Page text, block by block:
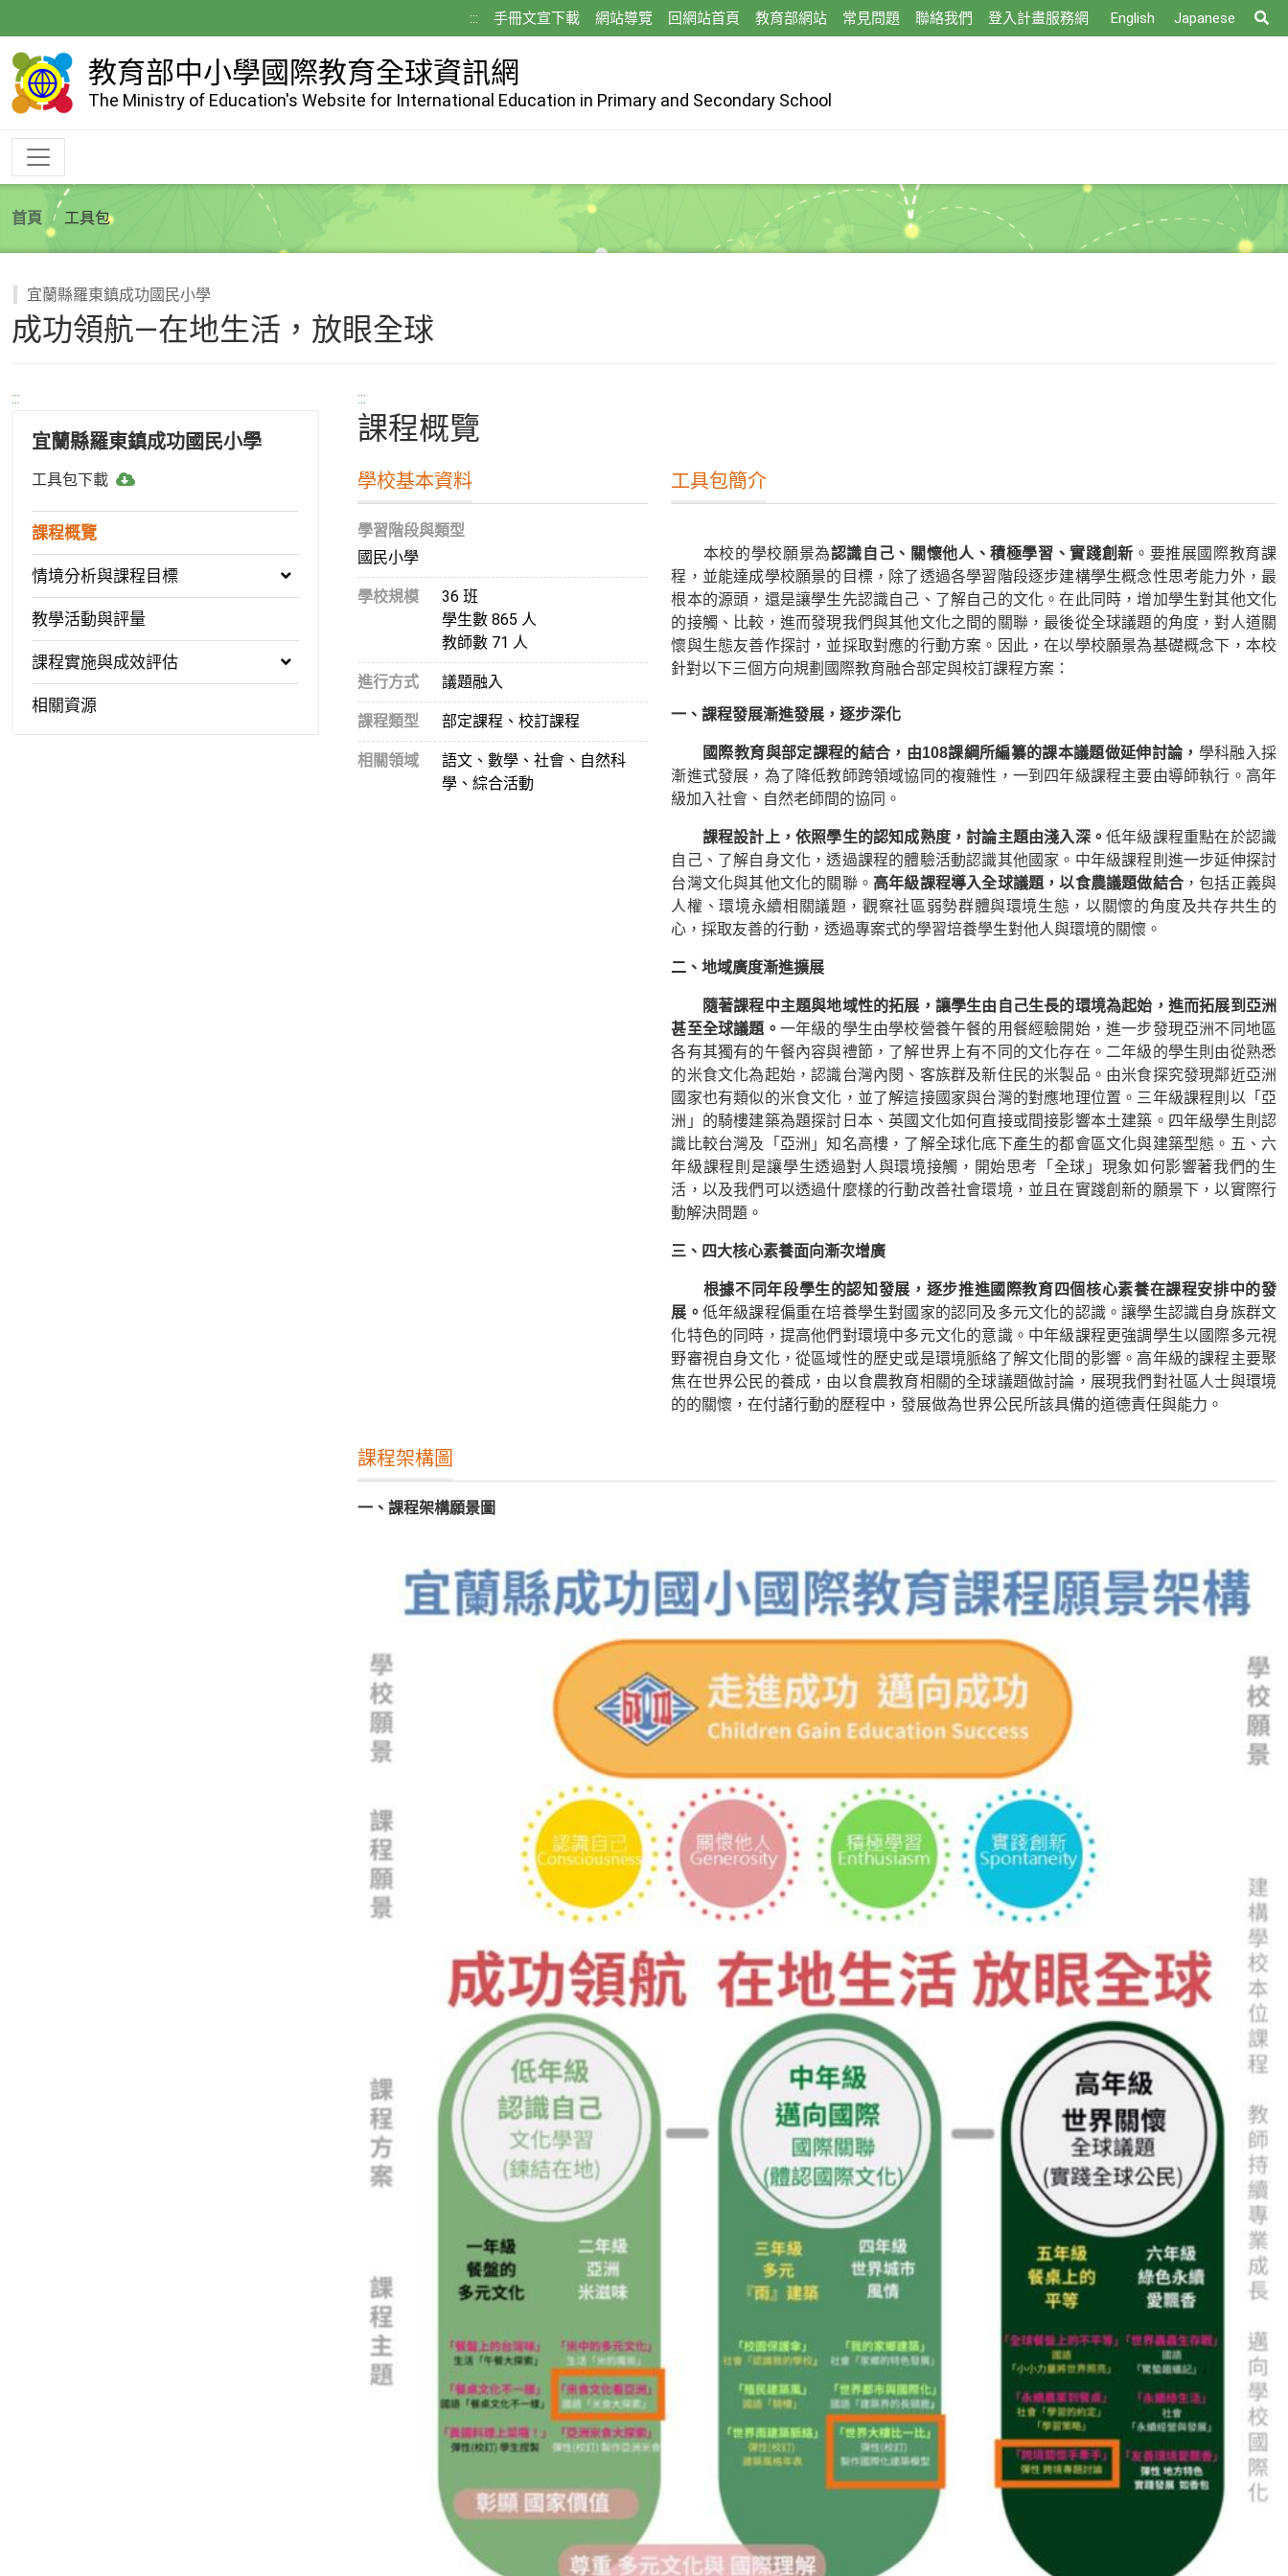
到
主
內
::: 手冊文宣下載 網站導覽 回網站首頁 教育部網站 常見問題 聯絡我們 登入計畫服務網 English Japanese
尋
教育部中小學國際教育全球資訊網
The Ministry of Education's Website for International Education in Primary and Secondary School
首頁 工具包
宜蘭縣羅東鎮成功國民小學
成功領航—在地生活，放眼全球
:::
宜蘭縣羅東鎮成功國民小學
工具包下載
工
載
課程概覽
情境分析與課程目標
教學活動與評量
課程實施與成效評估
相關資源
:::
課程概覽
學校基本資料
學習階段與類型
國民小學
學校規模
36 班
學生數 865 人
教師數 71 人
進行方式 議題融入
課程類型 部定課程、校訂課程
相關領域
語文、數學、社會、自然科
學、綜合活動
工具包簡介
本校的學校願景為認識自己、關懷他人、積極學習、實踐創新 。要推展國際教育課
程，並能達成學校願景的目標，除了透過各學習階段逐步建構學生概念性思考能力外，最
根本的源頭，還是讓學生先認識自己、了解自己的文化。在此同時，增加學生對其他文化
的接觸、比較，進而發現我們與其他文化之間的關聯，最後從全球議題的角度，對人道關
懷與生態友善作探討，並採取對應的行動方案。因此，在以學校願景為基礎概念下，本校
針對以下三個方向規劃國際教育融合部定與校訂課程方案：
一、課程發展漸進發展，逐步深化
國際教育與部定課程的結合，由108課綱所編纂的課本議題做延伸討論， 學科融入採
漸進式發展，為了降低教師跨領域協同的複雜性，一到四年級課程主要由導師執行。高年
級加入社會、自然老師間的協同。
課程設計上，依照學生的認知成熟度，討論主題由淺入深。低年級課程重點在於認識
自己、了解自身文化，透過課程的體驗活動認識其他國家。中年級課程則進一步延伸探討
台灣文化與其他文化的關聯。 高年級課程導入全球議題，以食農議題做結合 ，包括正義與
人權、環境永續相關議題，觀察社區弱勢群體與環境生態，以關懷的角度及共存共生的
心，採取友善的行動，透過專案式的學習培養學生對他人與環境的關懷。
二、地域廣度漸進擴展
隨著課程中主題與地域性的拓展，讓學生由自己生長的環境為起始，進而拓展到亞洲
甚至全球議題。 一年級的學生由學校營養午餐的用餐經驗開始，進一步發現亞洲不同地區
各有其獨有的午餐內容與禮節，了解世界上有不同的文化存在。二年級的學生則由從熟悉
的米食文化為起始，認識台灣內閔、客族群及新住民的米製品。由米食探究發現鄰近亞洲
國家也有類似的米食文化，並了解這接國家與台灣的對應地理位置。三年級課程則以「亞
洲」的騎樓建築為題探討日本、英國文化如何直接或間接影響本土建築。四年級學生則認
識比較台灣及「亞洲」知名高樓，了解全球化底下產生的都會區文化與建築型態。五、六
年級課程則是讓學生透過對人與環境接觸，開始思考「全球」現象如何影響著我們的生
活，以及我們可以透過什麼樣的行動改善社會環境，並且在實踐創新的願景下，以實際行
動解決問題。
三、 四大核心素養面向漸次增廣
根據不同年段學生的認知發展，逐步推進國際教育四個核心素養在課程安排中的發
展。 低年級課程偏重在培養學生對國家的認同及多元文化的認識。讓學生認識自身族群文
化特色的同時，提高他們對環境中多元文化的意識。中年級課程更強調學生以國際多元視
野審視自身文化，從區域性的歷史或是環境脈絡了解文化間的影響。高年級的課程主要聚
焦在世界公民的養成，由以食農教育相關的全球議題做討論，展現我們對社區人士與環境
的的關懷，在付諸行動的歷程中，發展做為世界公民所該具備的道德責任與能力。
課程架構圖
一、課程架構願景圖